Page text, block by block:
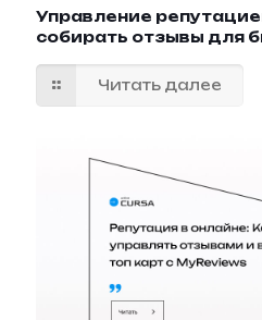
Управление
собирать отзывы для
Читать далее